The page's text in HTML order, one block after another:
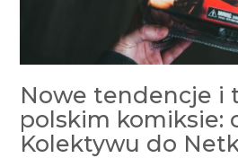
Nowe tendencje i
polskim komiksie:
Kolektywu do